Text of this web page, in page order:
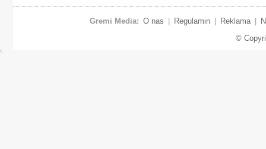
Gremi Media: O nas Regulamin Reklama
©